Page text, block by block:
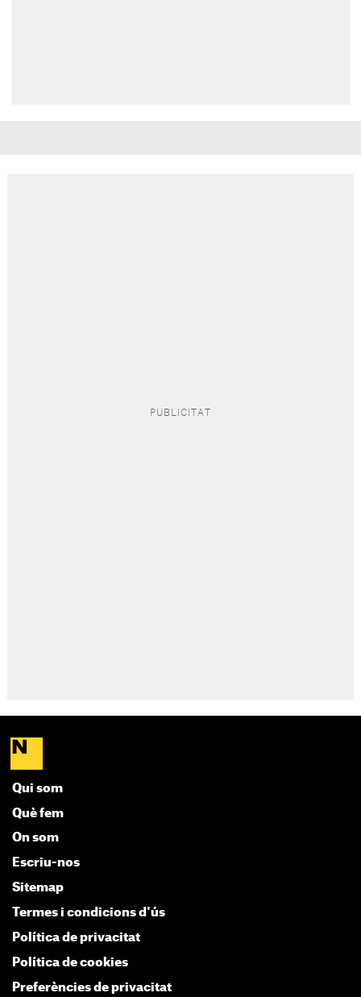
Qui som
Què fem
On som
Escriu-nos
Sitemap
Termes i condicions d'ús
Política de privacitat
Política de cookies
Preferències de privacitat